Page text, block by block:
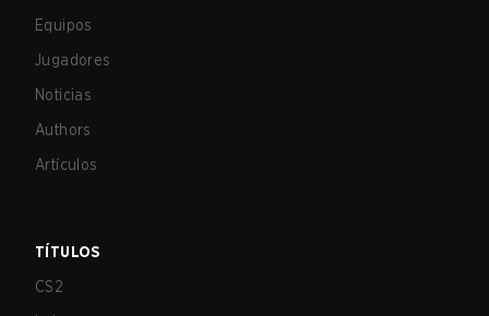
Equipos
Jugadores
Noticias
Authors
Artículos
TÍTULOS
CS2